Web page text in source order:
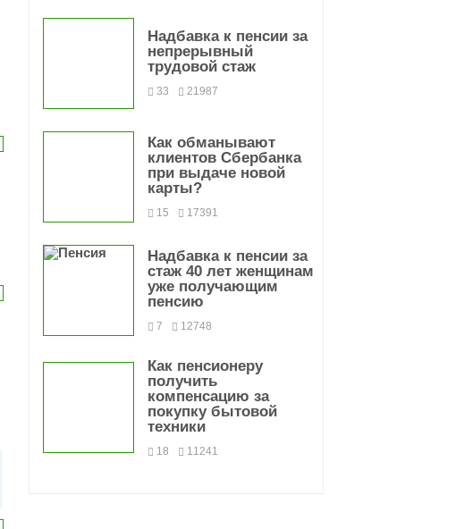
Надбавка к пенсии за
непрерывный
трудовой стаж
33 21987
Как обманывают
клиентов Сбербанка
при выдаче новой
карты?
15 17391
Надбавка к пенсии за
стаж 40 лет женщинам
уже получающим
пенсию
7 12748
Как пенсионеру
получить
компенсацию за
покупку бытовой
техники
18 11241